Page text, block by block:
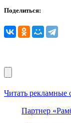
Поделиться:
Читать рекламные
Партнер